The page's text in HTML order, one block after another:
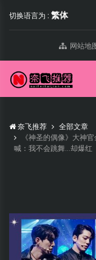
切换语言为 : 繁体
网站地
奈飞推荐
全部文章
《神圣的偶像》大神
喊：我不会跳舞...却爆红